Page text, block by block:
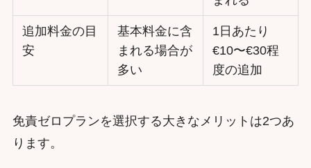
追加料金の目
安
基本料金に含
まれる場合が
多い
1日あたり
€10〜€30程
度の追加
免責ゼロプランを選択する大きなメリットは2つあ
ります。